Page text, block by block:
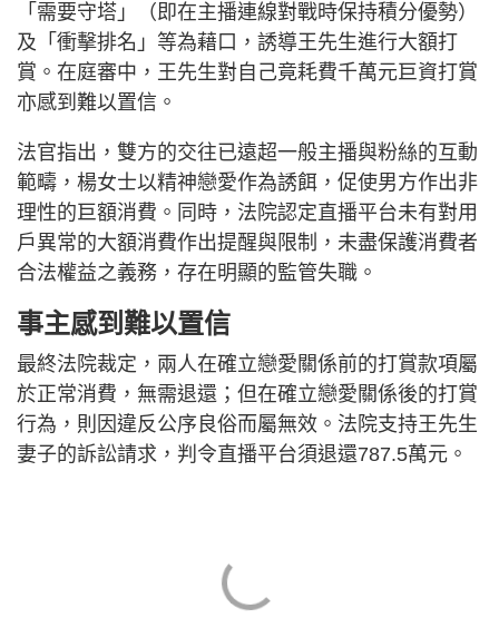
「需要守塔」（即在主播連線對戰時保持積分優勢）
及「衝擊排名」等為藉口，誘導王先生進行大額打
賞。在庭審中，王先生對自己竟耗費千萬元巨資打賞
亦感到難以置信。
法官指出，雙方的交往已遠超一般主播與粉絲的互動
範疇，楊女士以精神戀愛作為誘餌，促使男方作出非
理性的巨額消費。同時，法院認定直播平台未有對用
戶異常的大額消費作出提醒與限制，未盡保護消費者
合法權益之義務，存在明顯的監管失職。
事主感到難以置信
最終法院裁定，兩人在確立戀愛關係前的打賞款項屬
於正常消費，無需退還；但在確立戀愛關係後的打賞
行為，則因違反公序良俗而屬無效。法院支持王先生
妻子的訴訟請求，判令直播平台須退還787.5萬元。